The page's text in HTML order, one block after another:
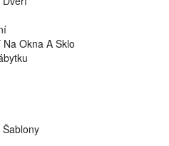
Okna A Sklo